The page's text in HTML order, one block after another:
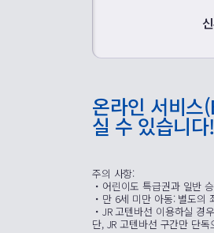
온라인 서비스
실 수 있습니다!
주의 사항:
・어린이도 특급권과 일반
・만 6세 미만 아동: 별도의
・JR 고텐바선 이용하실 경
단, JR 고텐바선 구간만 단